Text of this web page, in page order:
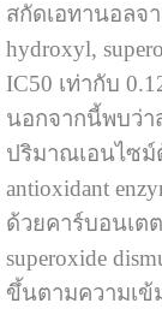
สกัดเอทานอลจ
hydroxyl,
IC50 เท่ากับ
นอกจากนี้พบว่า
ปริมาณเอนไซม์
antioxidant
ด้วยคาร์บอนเต
superoxide
ขึ้นตามความเข้